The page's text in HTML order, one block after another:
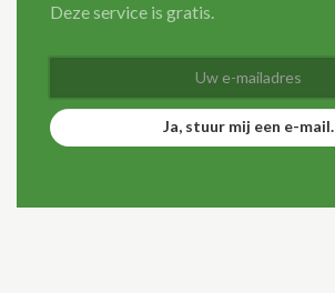
Deze service is gratis.
Ja, stuur mij een e-mail.